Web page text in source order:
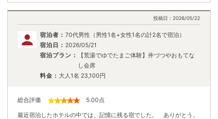
投稿日： 2026/05/22
宿泊者： 70代男性（男性1名+女性1名の計2名で宿泊）
宿泊日： 2026/05/21
宿泊プラン：
【荒湯でゆでたまご体験】井づつやおもてな
し会席
料金： 大人1名 23,100円
総合評価 5.00点
最近宿泊したホテルの中では、記憶に残る宿でした。 ありがとう。